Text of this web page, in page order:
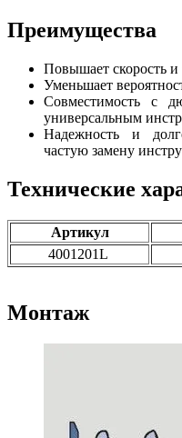
Преимущества
Повышает скорость
Уменьшает
Совместимость с
универсальным
Надежность и
частую замену
Технические
Артикул
4001201L
Монтаж